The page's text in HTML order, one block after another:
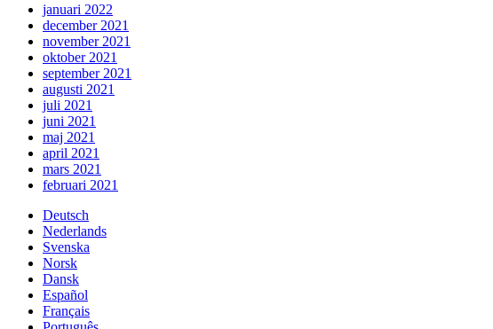
januari 2022
december 2021
november 2021
oktober 2021
september 2021
augusti 2021
juli 2021
juni 2021
maj 2021
april 2021
mars 2021
februari 2021
Deutsch
Nederlands
Svenska
Norsk
Dansk
Español
Français